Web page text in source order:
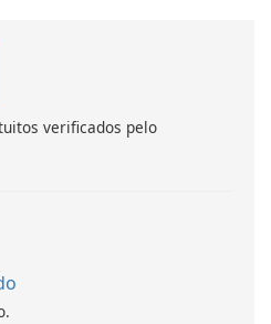
verificados pelo